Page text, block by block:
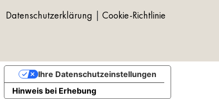
Datenschutzerklärung
Cookie-Richtlinie
Hinweis bei Erhebung
Ihre Datenschutzeinstellungen